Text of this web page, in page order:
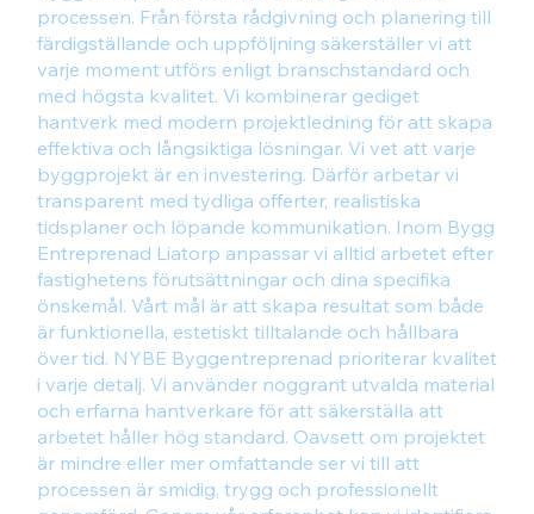
processen. Från första rådgivning och planering till
färdigställande och uppföljning säkerställer vi att
varje moment utförs enligt branschstandard och
med högsta kvalitet. Vi kombinerar gediget
hantverk med modern projektledning för att skapa
effektiva och långsiktiga lösningar. Vi vet att varje
byggprojekt är en investering. Därför arbetar vi
transparent med tydliga offerter, realistiska
tidsplaner och löpande kommunikation. Inom Bygg
Entreprenad Liatorp anpassar vi alltid arbetet efter
fastighetens förutsättningar och dina specifika
önskemål. Vårt mål är att skapa resultat som både
är funktionella, estetiskt tilltalande och hållbara
över tid. NYBE Byggentreprenad prioriterar kvalitet
i varje detalj. Vi använder noggrant utvalda material
och erfarna hantverkare för att säkerställa att
arbetet håller hög standard. Oavsett om projektet
är mindre eller mer omfattande ser vi till att
processen är smidig, trygg och professionellt